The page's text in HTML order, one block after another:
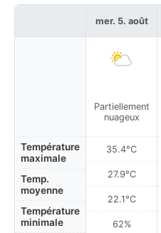
Température
maximale
Temp.
moyenne
Température
minimale
mer. 5. août
Partiellement
nuageux
35.4°C
27.9°C
22.1°C
62%